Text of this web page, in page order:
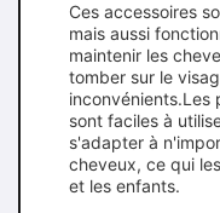
Ces accessoires
mais aussi
maintenir les
tomber sur le
inconvénients.Les
sont faciles à
s'adapter à
cheveux, ce qui
et les enfants.